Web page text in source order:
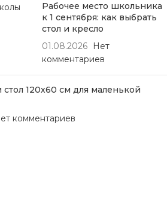
Рабочее место школьника
к 1 сентября: как выбрать
стол и кресло
01.08.2026
Нет
комментариев
120х60 см для маленькой
комментариев